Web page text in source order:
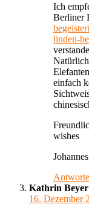
Ich
Berliner
linden-
einfach
wishes
Kathrin Beyer
16. Dezember